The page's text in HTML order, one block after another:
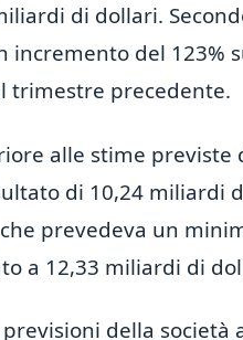
di dollari.
incremento del 123%
trimestre precedente.
alle stime previste
di 10,24 miliardi
prevedeva un
a 12,33 miliardi di
della società